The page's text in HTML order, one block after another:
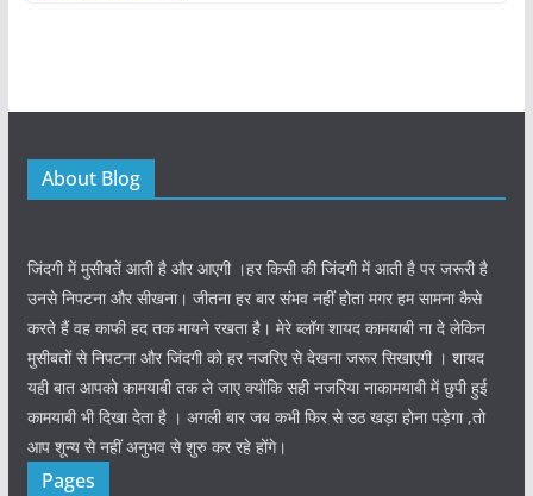
About Blog
जिंदगी में मुसीबतें आती है और आएगी ।हर किसी की जिंदगी में आती है पर जरूरी है
उनसे निपटना और सीखना। जीतना हर बार संभव नहीं होता मगर हम सामना कैसे
करते हैं वह काफी हद तक मायने रखता है। मेरे ब्लॉग शायद कामयाबी ना दे लेकिन
मुसीबतों से निपटना और जिंदगी को हर नजरिए से देखना जरूर सिखाएगी । शायद
यही बात आपको कामयाबी तक ले जाए क्योंकि सही नजरिया नाकामयाबी में छुपी हुई
कामयाबी भी दिखा देता है । अगली बार जब कभी फिर से उठ खड़ा होना पड़ेगा ,तो
आप शून्य से नहीं अनुभव से शुरु कर रहे होंगे।
Pages